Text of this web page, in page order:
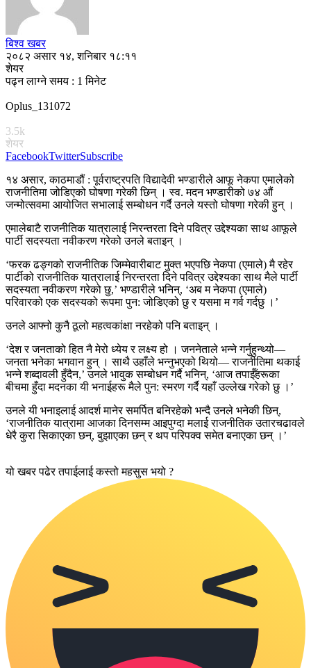
बिश्व खबर
२०८२ असार १४, शनिबार १८:११
शेयर
पढ्न लाग्ने समय : 1 मिनेट
Oplus_131072
3.5k
शेयर
FacebookTwitterSubscribe
१४ असार, काठमाडौं : पूर्वराष्ट्रपति विद्यादेवी भण्डारीले आफू नेकपा एमालेको
राजनीतिमा जोडिएको घोषणा गरेकी छिन् । स्व. मदन भण्डारीको ७४ औं
जन्मोत्सवमा आयोजित सभालाई सम्बोधन गर्दै उनले यस्तो घोषणा गरेकी हुन् ।
एमालेबाटै राजनीतिक यात्रालाई निरन्तरता दिने पवित्र उद्देश्यका साथ आफूले
पार्टी सदस्यता नवीकरण गरेको उनले बताइन् ।
‘फरक ढङ्गको राजनीतिक जिम्मेवारीबाट मुक्त भएपछि नेकपा (एमाले) मै रहेर
पार्टीको राजनीतिक यात्रालाई निरन्तरता दिने पवित्र उद्देश्यका साथ मैले पार्टी
सदस्यता नवीकरण गरेको छु,’ भण्डारीले भनिन्, ‘अब म नेकपा (एमाले)
परिवारको एक सदस्यको रूपमा पुन: जोडिएको छु र यसमा म गर्व गर्दछु ।’
उनले आफ्नो कुनै ठूलो महत्वकांक्षा नरहेको पनि बताइन् ।
‘देश र जनताको हित नै मेरो ध्येय र लक्ष्य हो । जननेताले भन्ने गर्नुहुन्थ्यो—
जनता भनेका भगवान हुन् । साथै उहाँले भन्नुभएको थियो— राजनीतिमा थकाई
भन्ने शब्दावली हुँदैन,’ उनले भावुक सम्बोधन गर्दै भनिन्, ‘आज तपाईँहरूका
बीचमा हुँदा मदनका यी भनाईहरू मैले पुन: स्मरण गर्दै यहाँ उल्लेख गरेको छु ।’
उनले यी भनाइलाई आदर्श मानेर समर्पित बनिरहेको भन्दै उनले भनेकी छिन्,
‘राजनीतिक यात्रामा आजका दिनसम्म आइपुग्दा मलाई राजनीतिक उतारचढावले
धेरै कुरा सिकाएका छन्, बुझाएका छन् र थप परिपक्व समेत बनाएका छन् ।’
यो खबर पढेर तपाईलाई कस्तो महसुस भयो ?